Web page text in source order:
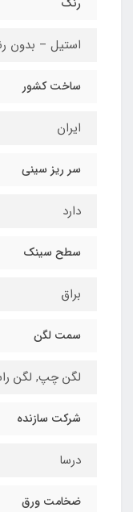
استیل – بدون
ساخت کشور
ایران
سر ریز سینی
دارد
سطح سینک
براق
سمت لگن
لگن چپ, لگن
شرکت سازنده
درسا
ضخامت ورق